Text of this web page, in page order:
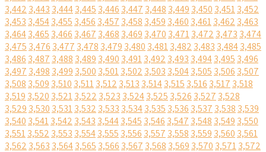
3,442 3,443 3,4443,445 3,446 3,447 3,448 3,449 3,450 3,4513,452
3,453 3,4543,455 3,456 3,457 3,458 3,459 3,460 3,4613,462 3,463
3,4643,465 3,466 3,467 3,468 3,469 3,470 3,4713,472 3,473 3,474
3,475 3,476 3,477 3,478 3,479 3,480 3,4813,482 3,483 3,4843,485
3,486 3,487 3,488 3,489 3,490 3,4913,492 3,493 3,4943,495 3,496
3,497 3,498 3,499 3,500 3,5013,502 3,503 3,5043,505 3,506 3,507
3,508 3,509 3,510 3,5113,512 3,513 3,5143,515 3,516 3,517 3,518
3,519 3,520 3,5213,522 3,523 3,5243,525 3,526 3,527 3,528
3,529 3,530 3,5313,532 3,533 3,5343,535 3,536 3,537 3,538 3,539
3,540 3,5413,542 3,543 3,5443,545 3,546 3,547 3,548 3,549 3,550
3,5513,552 3,553 3,5543,555 3,556 3,557 3,558 3,559 3,560 3,561
3,562 3,563 3,5643,565 3,566 3,567 3,568 3,569 3,570 3,5713,572